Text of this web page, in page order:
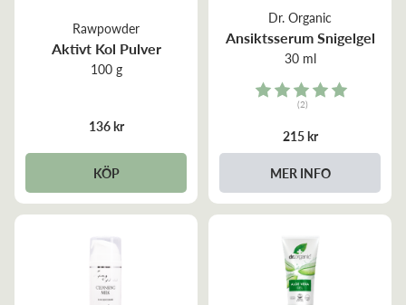
Rawpowder
Aktivt Kol Pulver
100 g
136 kr
KÖP
Dr. Organic
Ansiktsserum Snigelgel
30 ml
Rating:
(2)
215 kr
MER INFO